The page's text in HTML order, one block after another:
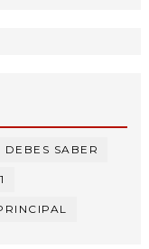
DEBES SABER